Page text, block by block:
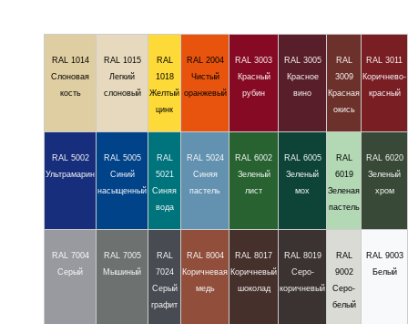
RAL 1014
Слоновая
кость
RAL 1015
Легкий
слоновый
RAL
1018
Желтый
цинк
RAL 2004
Чистый
оранжевый
RAL 3003
Красный
рубин
RAL 3005
Красное
вино
RAL
3009
Красная
окись
RAL 3011
Коричнево-
красный
RAL 5002
Ультрамарин
RAL 5005
Синий
насыщенный
RAL
5021
Синяя
вода
RAL 5024
Синяя
пастель
RAL 6002
Зеленый
лист
RAL 6005
Зеленый
мох
RAL
6019
Зеленая
пастель
RAL 6020
Зеленый
хром
RAL 7004
Серый
RAL 7005
Мышиный
RAL
7024
Серый
графит
RAL 8004
Коричневая
медь
RAL 8017
Коричневый
шоколад
RAL 8019
Серо-
коричневый
RAL
9002
Серо-
белый
RAL 9003
Белый